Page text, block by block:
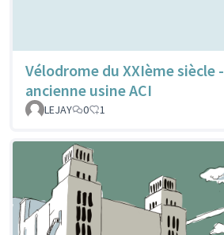
Vélodrome du XXIème siècle -
ancienne usine ACI
LEJAY
0 1